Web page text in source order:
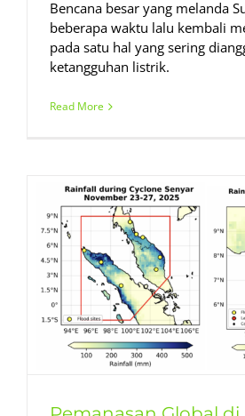
Bencana besar yang melanda
beberapa waktu lalu kembali
pada satu hal yang sering
ketangguhan listrik.
Read More